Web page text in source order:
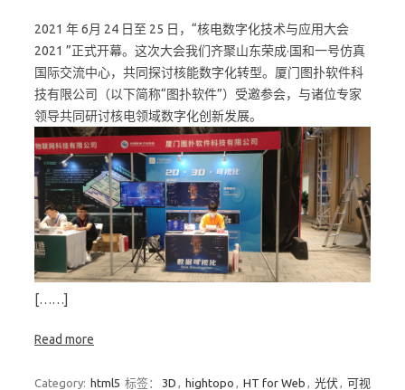
2021 年 6月 24 日至 25 日，“核电数字化技术与应用大会
2021 ”正式开幕。这次大会我们齐聚山东荣成·国和一号仿真
国际交流中心，共同探讨核能数字化转型。厦门图扑软件科
技有限公司（以下简称“图扑软件”）受邀参会，与诸位专家
领导共同研讨核电领域数字化创新发展。
[……]
Read more
Category: html5 标签： 3D hightopo HT for Web 光伏
可视